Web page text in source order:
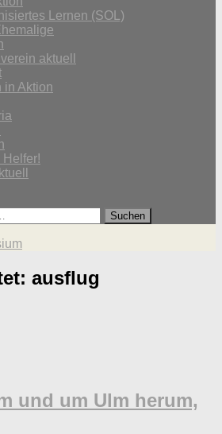
Lernen (SOL)
aktuell
in Aktion
ausflug
und um Ulm herum,